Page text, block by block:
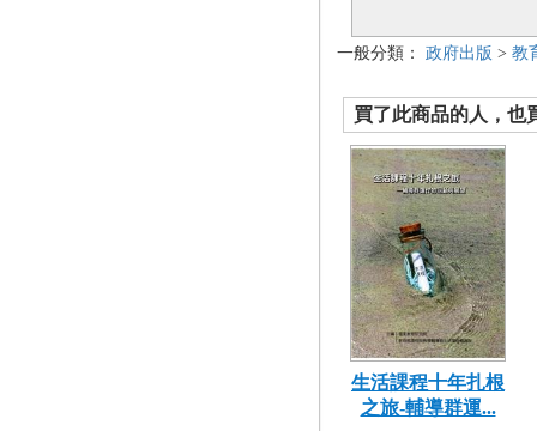
一般分類： 政府出版 > 教
買了此商品的人，也
生活課程十年扎根
之旅-輔導群運...